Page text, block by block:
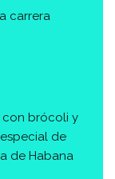
carrera
con brócoli y
de
de Habana